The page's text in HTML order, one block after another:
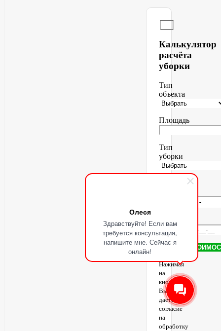
Олеся
Здравствуйте! Если вам
требуется консультация,
напишите мне. Сейчас я
онлайн!
Калькулятор
расчёта
уборки
Тип
объекта
Площадь
Тип
уборки
Желаемая
Нажимая
на
кнопку,
Вы
даете
согласие
на
обработку